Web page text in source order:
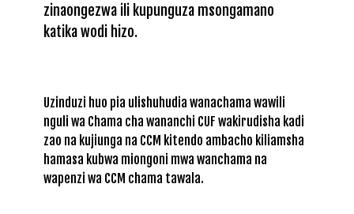
zinaongezwa ili kupunguza msongamano
katika wodi hizo.
Uzinduzi huo pia ulishuhudia wanachama wawili
nguli wa Chama cha wananchi CUF wakirudisha kadi
zao na kujiunga na CCM kitendo ambacho kiliamsha
hamasa kubwa miongoni mwa wanchama na
wapenzi wa CCM chama tawala.